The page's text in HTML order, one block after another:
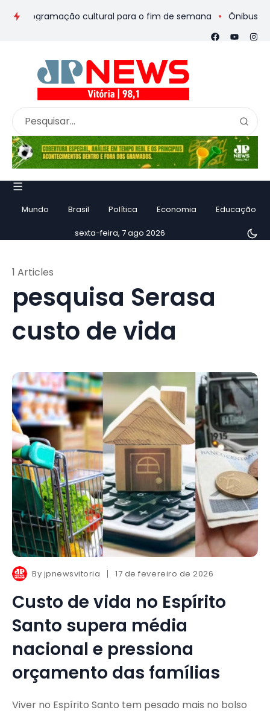
programação cultural para o fim de semana Ônibus de
Mundo Brasil Política Economia Educação
sexta-feira, 7 ago 2026
pesquisa Serasa
custo de vida
1 Articles
By jpnewsvitoria 17 de fevereiro de 2026
Custo de vida no Espírito
Santo supera média
nacional e pressiona
orçamento das famílias
Viver no Espírito Santo tem pesado mais no bolso